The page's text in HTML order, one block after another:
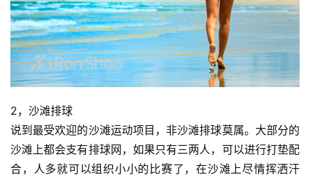
2，沙滩排球
说到最受欢迎的沙滩运动项目，非沙滩排球莫属。大部分的
沙滩上都会支有排球网，如果只有三两人，可以进行打垫配
合，人多就可以组织小小的比赛了，在沙滩上尽情挥洒汗